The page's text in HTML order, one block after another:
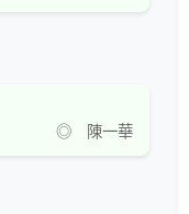
◎ 陳一華